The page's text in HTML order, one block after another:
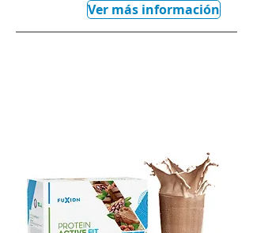
Ver más información